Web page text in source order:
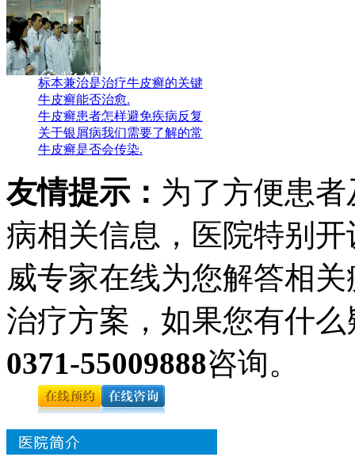
标本兼治是治疗牛皮癣的关键
牛皮癣能否治愈.
牛皮癣患者怎样避免疾病反复
关于银屑病我们需要了解的常
牛皮癣是否会传染.
友情提示： 为了方便患
病相关信息，医院特别
威专家在线为您解答相
治疗方案，如果您有什
0371-55009888咨询。